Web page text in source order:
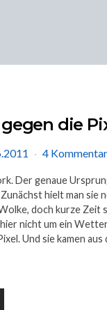
die
4
Der genaue
hielt man sie
doch kurze Zeit
nicht um ein
Und sie kamen